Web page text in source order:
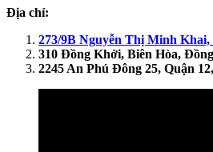
Địa chỉ:
273/9B Nguyễn Thị Minh
310 Đồng Khởi, Biên Hòa,
2245 An Phú Đông 25, Quận